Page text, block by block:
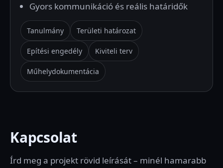
Gyors kommunikáció és reális határidők
Tanulmány Területi határozat
Epítési engedély Kiviteli terv
Műhelydokumentácia
Kapcsolat
Írd meg a projekt rövid leírását – minél hamarabb